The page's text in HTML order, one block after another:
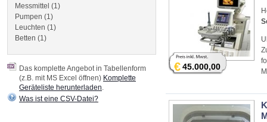
€45.000,00
Messmittel (1)
Pumpen (1)
Leuchten (1)
Betten (1)
Das komplette Angebot in Tabellenform
(z.B. mit MS Excel öffnen) Komplette
Geräteliste herunterladen.
Was ist eine CSV-Datei?